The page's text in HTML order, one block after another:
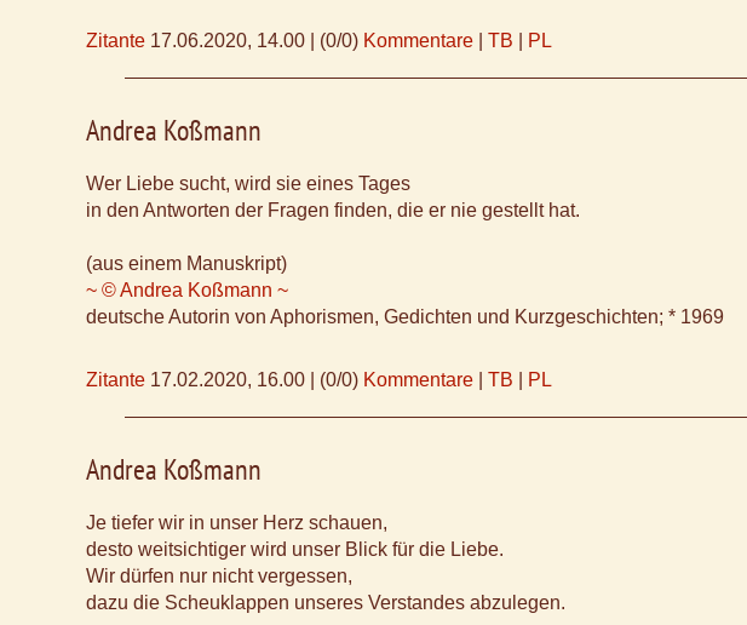
Zitante 17.06.2020, 14.00 (0/0) Kommentare TB PL
Andrea Koßmann
Wer Liebe sucht, wird sie eines Tages
in den Antworten der Fragen finden, die er nie gestellt hat.
(aus einem Manuskript)
~ © Andrea Koßmann ~
deutsche Autorin von Aphorismen, Gedichten und Kurzgeschichten; * 1969
Zitante 17.02.2020, 16.00 (0/0) Kommentare TB PL
Andrea Koßmann
Je tiefer wir in unser Herz schauen,
desto weitsichtiger wird unser Blick für die Liebe.
Wir dürfen nur nicht vergessen,
dazu die Scheuklappen unseres Verstandes abzulegen.